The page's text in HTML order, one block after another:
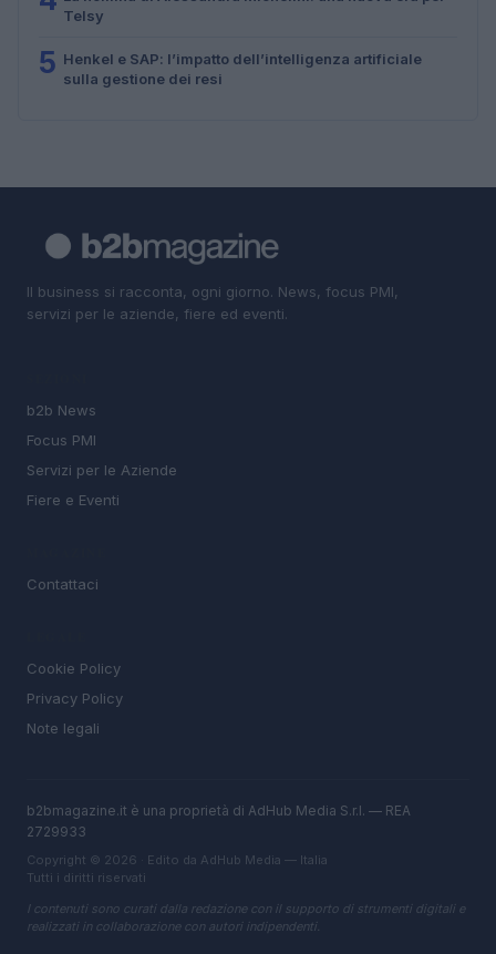
Telsy
5 Henkel e SAP: l’impatto dell’intelligenza artificiale
sulla gestione dei resi
Il business si racconta, ogni giorno. News, focus PMI,
servizi per le aziende, fiere ed eventi.
b2b News
Focus PMI
Servizi per le Aziende
Fiere e Eventi
Contattaci
Cookie Policy
Privacy Policy
Note legali
b2bmagazine.it è una proprietà di AdHub Media S.r.l. — REA
2729933
Copyright © 2026 · Edito da AdHub Media — Italia
Tutti i diritti riservati
I contenuti sono curati dalla redazione con il supporto di strumenti digitali e
realizzati in collaborazione con autori indipendenti.